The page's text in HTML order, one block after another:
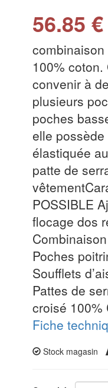
56.85 €
100%
convenir à
plusieurs
poches
elle possède
élastiquée
patte de
POSSIBLE
flocage dos
Poches
Soufflets
Pattes de
croisé 100%
Fiche
Stock magasin